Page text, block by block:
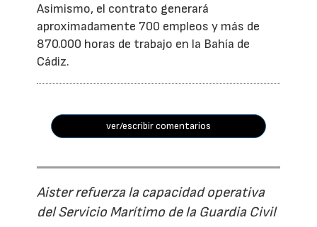
Asimismo, el contrato generará
aproximadamente 700 empleos y más de
870.000 horas de trabajo en la Bahía de
Cádiz.
ver/escribir comentarios
Aister refuerza la capacidad operativa
del Servicio Marítimo de la Guardia Civil